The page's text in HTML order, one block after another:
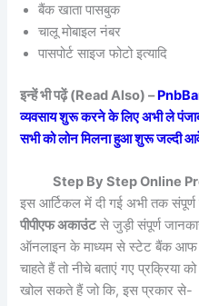
बैंक खाता पासबुक
चालू मोबाइल नंबर
पासपोर्ट साइज फोटो इत्यादि
इन्हें भी पढ़ें (Read Also) –
व्यवसाय शुरू करने के लिए अभी ले
सभी को लोन मिलना हुआ शुरू जल्दी
Step By Step Online
इस आर्टिकल में दी गई अभी तक
पीपीएफ अकाउंटसे जुड़ी संपूर्ण
ऑनलाइन के माध्यम से स्टेट बैंक आफ
चाहते हैं तो नीचे बताएं गए प्रक्रिया
खोल सकते हैं जो कि, इस प्रकार से-